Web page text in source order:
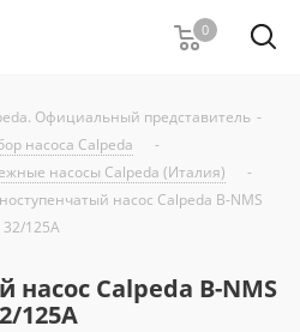
0
Официальный представитель -
насоса Calpeda
-
насосы Calpeda (Италия)
-
насос Calpeda B-NMS
32/125A
Calpeda B-NMS
125A